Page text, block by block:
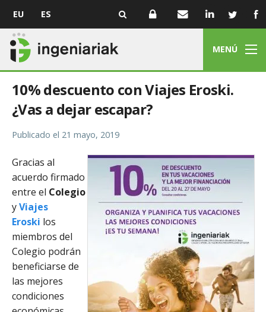
EU ES
MENÚ
10% descuento con Viajes Eroski.
¿Vas a dejar escapar?
Publicado el 21 mayo, 2019
Gracias al
acuerdo firmado
entre el Colegio
yViajes
Eroski los
miembros del
Colegio podrán
beneficiarse de
las mejores
condiciones